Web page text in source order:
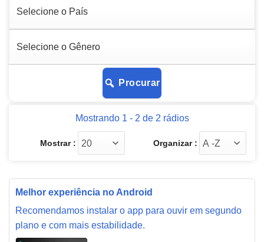
Procurar
Mostrando 1 - 2 de 2 rádios
Mostrar : Organizar :
Melhor experiência no Android
Recomendamos instalar o app para ouvir em segundo
plano e com mais estabilidade.